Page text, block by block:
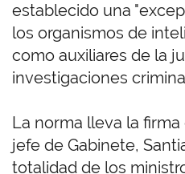
establecido una
los organismos de
como auxiliares de la
investigaciones
La norma lleva la
jefe de Gabinete,
totalidad de los